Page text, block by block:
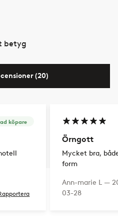
betyg
(20)
köpare
Örngott
Mycket bra,
form
Ann-marie L —
03-28